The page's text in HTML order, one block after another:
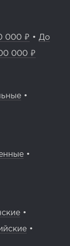
000 ₽ • До
000 ₽
•
•
•
•